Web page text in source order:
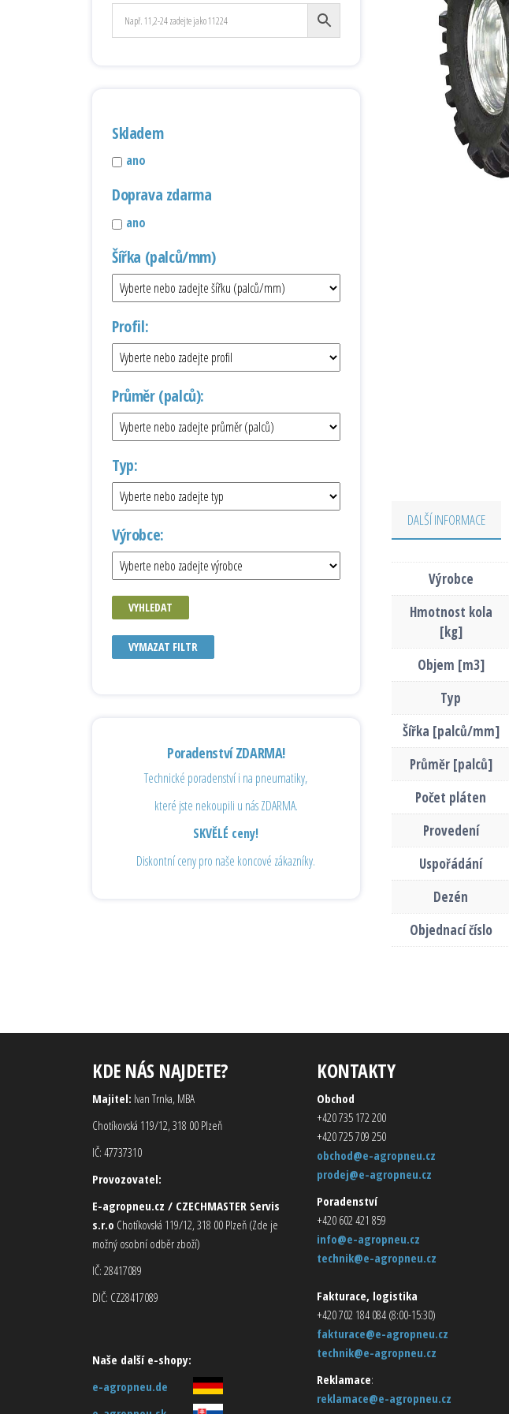
DALŠÍ INFORMACE
Výrobce
Hmotnost kola
[kg]
Objem [m3]
Typ
Šířka [palců/mm]
Průměr [palců]
Počet pláten
Provedení
Uspořádání
Dezén
Objednací číslo
Skladem
ano
Doprava zdarma
ano
Šířka (palců/mm)
Profil:
Průměr (palců):
Typ:
Výrobce:
VYHLEDAT
VYMAZAT FILTR
Poradenství ZDARMA!
Technické poradenství i na pneumatiky,
které jste nekoupili u nás ZDARMA.
SKVĚLÉ ceny!
Diskontní ceny pro naše koncové zákazníky.
KDE NÁS NAJDETE?
Majitel: Ivan Trnka, MBA
Chotíkovská 119/12, 318 00 Plzeň
IČ: 47737310
Provozovatel:
E-agropneu.cz / CZECHMASTER Servis
s.r.o Chotíkovská 119/12, 318 00 Plzeň (Zde je
možný osobní odběr zboží)
IČ: 28417089
DIČ: CZ28417089
Naše další e-shopy:
e-agropneu.de
KONTAKTY
Obchod
+420 735 172 200
+420 725 709 250
obchod@e-agropneu.cz
prodej@e-agropneu.cz
Poradenství
+420 602 421 859
info@e-agropneu.cz
technik@e-agropneu.cz
Fakturace, logistika
+420 702 184 084 (8:00-15:30)
fakturace@e-agropneu.cz
technik@e-agropneu.cz
Reklamace:
reklamace@e-agropneu.cz